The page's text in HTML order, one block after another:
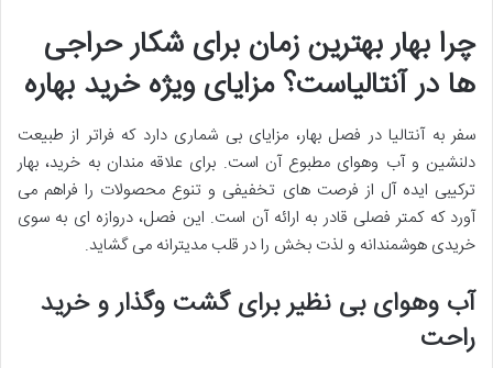
چرا بهار بهترین زمان برای شکار حراجی
ها در آنتالیاست؟ مزایای ویژه خرید بهاره
سفر به آنتالیا در فصل بهار، مزایای بی شماری دارد که فراتر از طبیعت
دلنشین و آب وهوای مطبوع آن است. برای علاقه مندان به خرید، بهار
ترکیبی ایده آل از فرصت های تخفیفی و تنوع محصولات را فراهم می
آورد که کمتر فصلی قادر به ارائه آن است. این فصل، دروازه ای به سوی
خریدی هوشمندانه و لذت بخش را در قلب مدیترانه می گشاید.
آب وهوای بی نظیر برای گشت وگذار و خرید
راحت